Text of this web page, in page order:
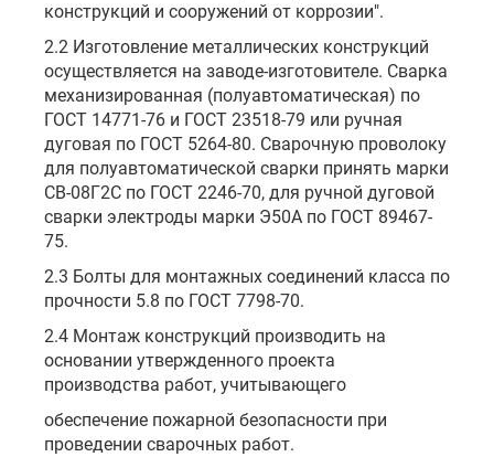
конструкций и сооружений от коррозии".
2.2 Изготовление металлических конструкций
осуществляется на заводе-изготовителе. Сварка
механизированная (полуавтоматическая) по
ГОСТ 14771-76 и ГОСТ 23518-79 или ручная
дуговая по ГОСТ 5264-80. Сварочную проволоку
для полуавтоматической сварки принять марки
СВ-08Г2С по ГОСТ 2246-70, для ручной дуговой
сварки электроды марки Э50А по ГОСТ 89467-
75.
2.3 Болты для монтажных соединений класса по
прочности 5.8 по ГОСТ 7798-70.
2.4 Монтаж конструкций производить на
основании утвержденного проекта
производства работ, учитывающего
обеспечение пожарной безопасности при
проведении сварочных работ.